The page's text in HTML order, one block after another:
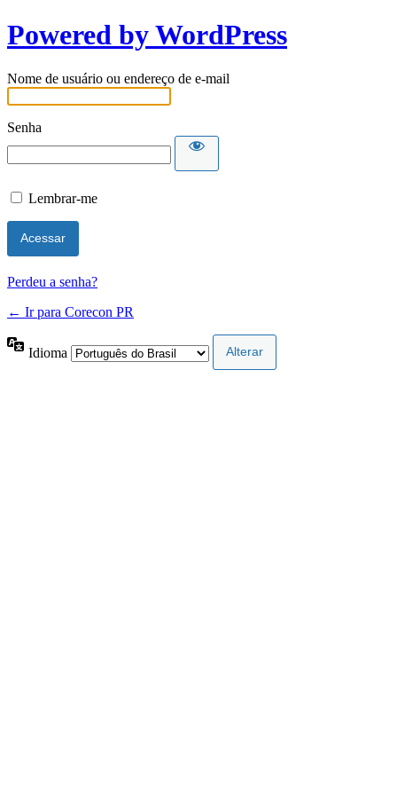
Powered by WordPress
Nome de usuário ou endereço de e-mail
Senha
Lembrar-me
Perdeu a senha?
← Ir para Corecon PR
Idioma